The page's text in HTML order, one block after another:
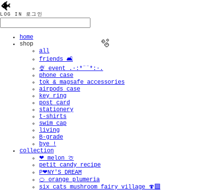
🐠
LOG IN 로그인
home
shop
all
friends 🛋️
🍨 event .·:*¨¨*:·.
phone case
tok & magsafe accessories
airpods case
key ring
post card
stationery
t-shirts
swim cap
living
B-grade
bye !
collection
❤︎ melon 🍈
petit candy recipe
P❤︎NY'S DREAM
🍊 orange plumeria
six cats mushroom fairy village 🍄‍🟫